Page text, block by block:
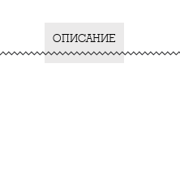
ОПИСАНИЕ